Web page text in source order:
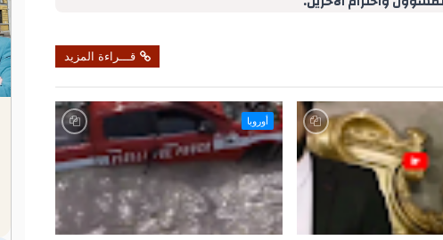
قـــراءة المزيد
أوروبا